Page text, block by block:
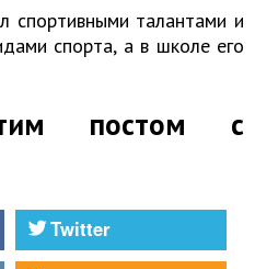
спортивными талантами и
спорта, а в школе его
постом с
Twitter